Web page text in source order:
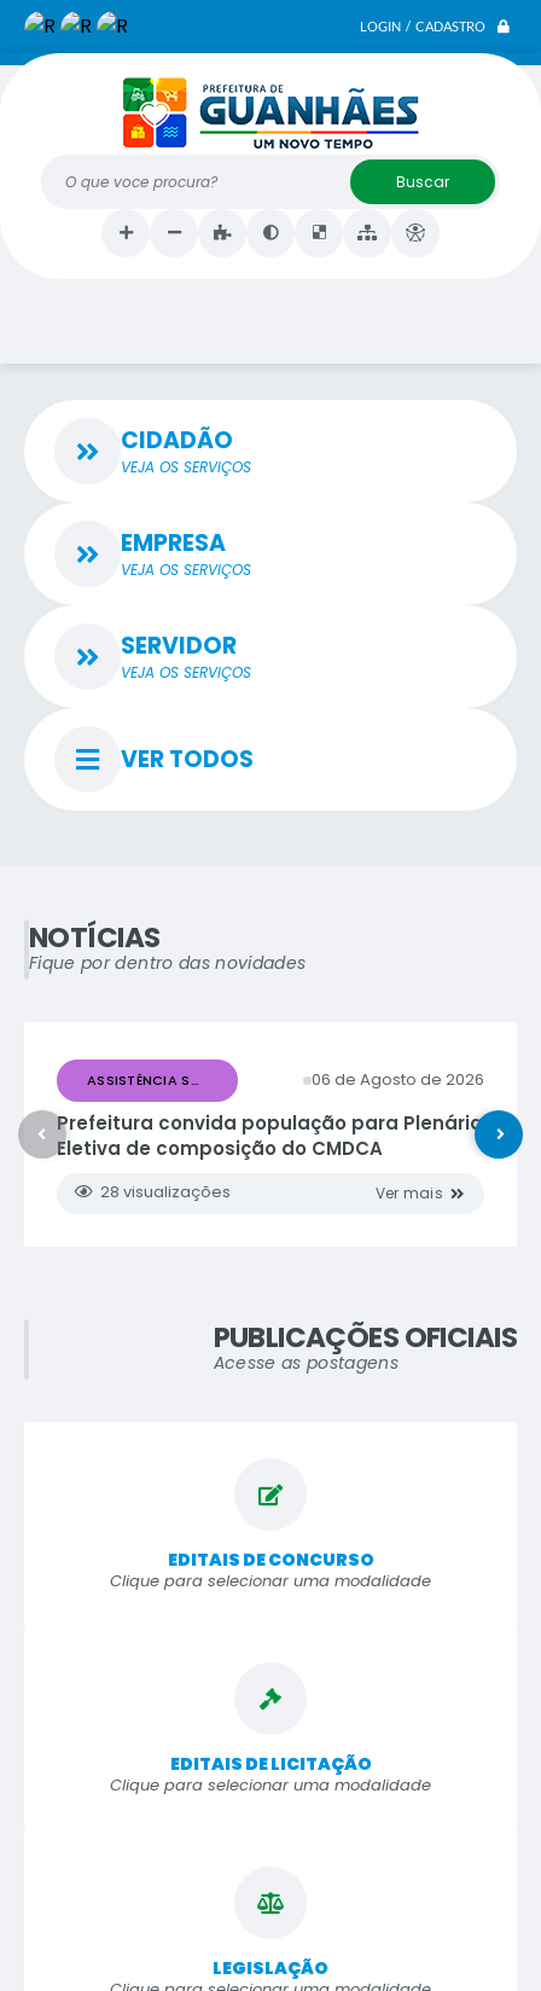
LOGIN / CADASTRO
O que voce procura?
CIDADÃO
VEJA OS SERVIÇOS
EMPRESA
VEJA OS SERVIÇOS
SERVIDOR
VEJA OS SERVIÇOS
VER TODOS
NOTÍCIAS
Fique por dentro das novidades
Prefeitura convida população para Plenária
Eletiva de composição do CMDCA
06 de Agosto de 2026
ASSISTÊNCIA SOCIAL
28 visualizações ver mais
PUBLICAÇÕES OFICIAIS
Acesse as postagens
EDITAIS DE CONCURSO
Clique para selecionar uma modalidade
EDITAIS DE LICITAÇÃO
Clique para selecionar uma modalidade
LEGISLAÇÃO